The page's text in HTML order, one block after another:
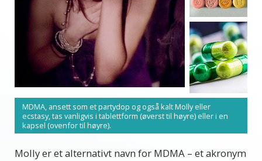
MDMA, ansett som et partydop og også kalt Molly eller
ecstasy, tas vanligvis i tablettform (øverst til høyre) eller i en
kapsel (ovenfor til høyre).
Molly er et alternativt navn for MDMA – et akronym